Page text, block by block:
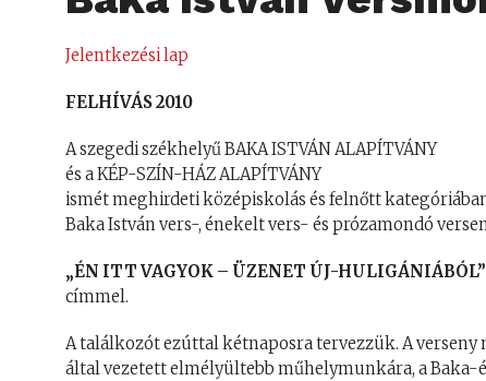
Jelentkezési lap
FELHÍVÁS 2010
A szegedi székhelyű BAKA ISTVÁN ALAPÍTVÁNY
és a KÉP-SZÍN-HÁZ ALAPÍTVÁNY
ismét meghirdeti középiskolás és felnőtt
Baka István vers-, énekelt vers- és prózamondó
„ÉN ITT VAGYOK – ÜZENET ÚJ-HULIGÁNIÁBÓL”
címmel.
A találkozót ezúttal kétnaposra tervezzük. A
által vezetett elmélyültebb műhelymunkára, a Baka-